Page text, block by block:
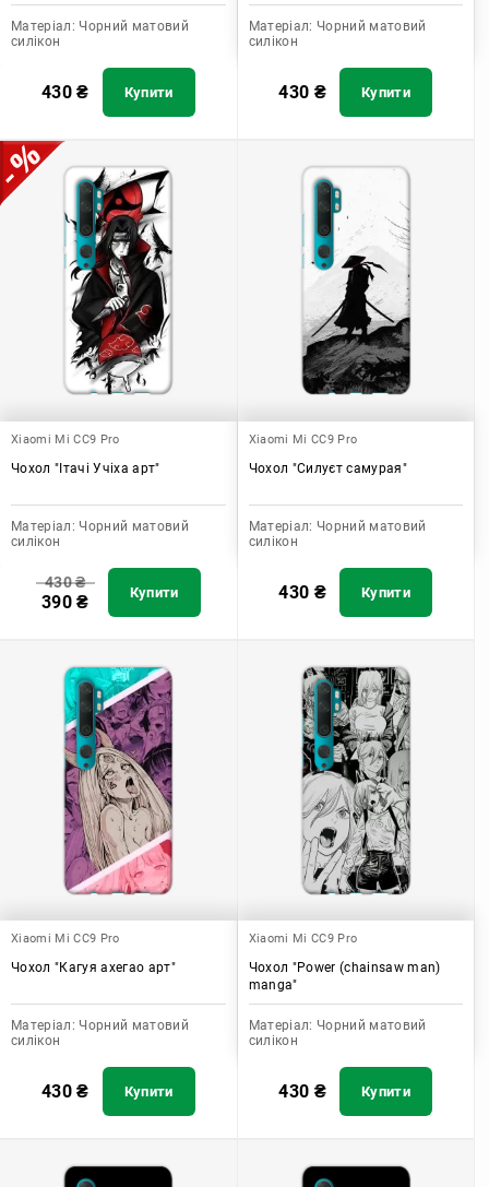
Матеріал: Чорний матовий
силікон
430₴ Купити
Матеріал: Чорний матовий
силікон
430 ₴ Купити
Xiaomi Mi CC9 Pro
Чохол "Ітачі Учіха арт"
Матеріал: Чорний матовий
силікон
430₴
390₴ Купити
Xiaomi Mi CC9 Pro
Чохол "Силуєт самурая"
Матеріал: Чорний матовий
силікон
430 ₴ Купити
Xiaomi Mi CC9 Pro
Чохол "Кагуя ахегао арт"
Матеріал: Чорний матовий
силікон
430₴ Купити
Xiaomi Mi CC9 Pro
Чохол "Power (chainsaw man)
manga"
Матеріал: Чорний матовий
силікон
430 ₴ Купити